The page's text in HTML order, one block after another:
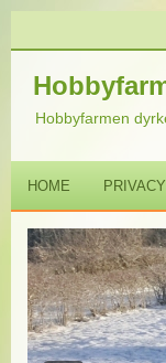
Hobbyfarmen
HOME